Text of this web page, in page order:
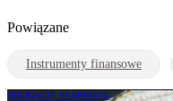
Powiązane
Instrumenty finansowe
OBLIGACJE SKARBOWE